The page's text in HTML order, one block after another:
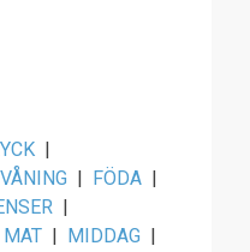
|
| FÖDA |
|
MAT | MIDDAG |